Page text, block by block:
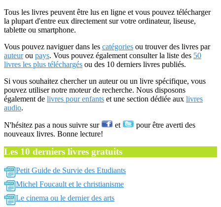
Tous les livres peuvent être lus en ligne et vous pouvez télécharger
la plupart d'entre eux directement sur votre ordinateur, liseuse,
tablette ou smartphone.
Vous pouvez naviguer dans les catégories ou trouver des livres par
auteurou pays. Vous pouvez également consulter la liste des 50
livres les plus téléchargés ou des 10 derniers livres publiés.
Si vous souhaitez chercher un auteur ou un livre spécifique, vous
pouvez utiliser notre moteur de recherche. Nous disposons
également de livres pour enfants et une section dédiée aux livres
audio.
N'hésitez pas a nous suivre sur et
pour être averti des
nouveaux livres. Bonne lecture!
Les 10 derniers livres gratuits
Petit Guide de Survie des Etudiants
Michel Foucault et le christianisme
Le cinema ou le dernier des arts